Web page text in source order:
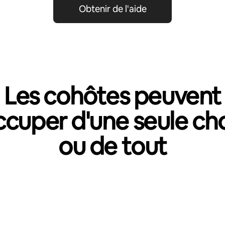
Obtenir de l'aide
Les cohôtes peuvent
d'une seule
ou de tout